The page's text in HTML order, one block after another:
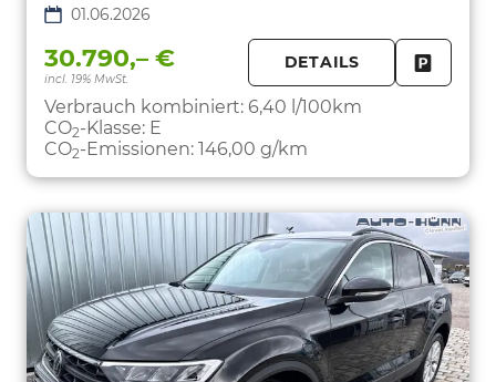
01.06.2026
30.790,– €
incl. 19% MwSt.
DETAILS
Verbrauch kombiniert: 6,40 l/100km
CO2-Klasse: E
CO2-Emissionen: 146,00 g/km